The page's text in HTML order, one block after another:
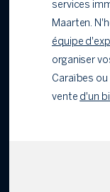
services
Maarten.
équipe
organiser
Caraïbes
vente d'un